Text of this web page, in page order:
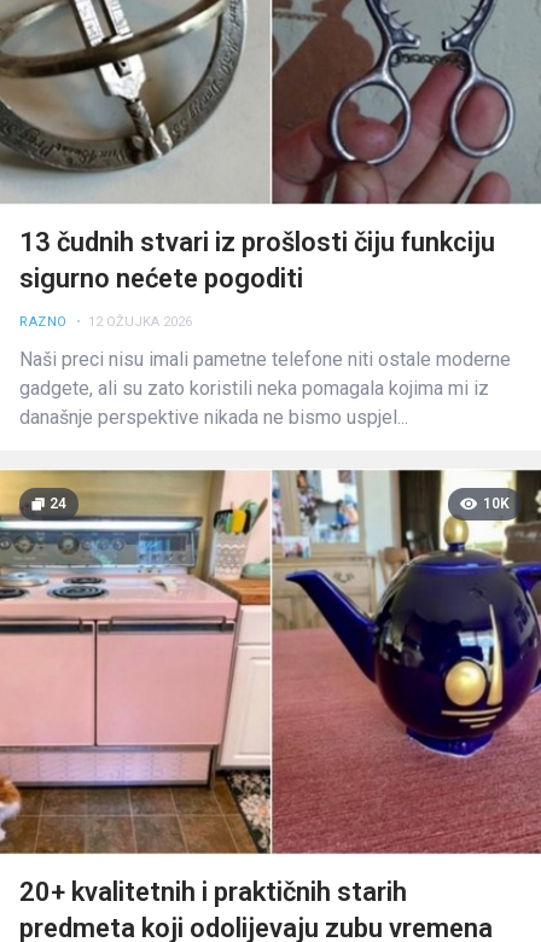
13 čudnih stvari iz prošlosti čiju funkciju
sigurno nećete pogoditi
RAZNO • 12 OŽUJKA 2026
Naši preci nisu imali pametne telefone niti ostale moderne
gadgete, ali su zato koristili neka pomagala kojima mi iz
današnje perspektive nikada ne bismo uspjel...
24 10K
20+ kvalitetnih i praktičnih starih
predmeta koji odolijevaju zubu vremena